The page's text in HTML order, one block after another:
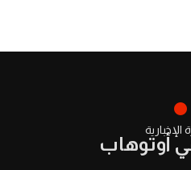
الإخبارية
أوتوهاب